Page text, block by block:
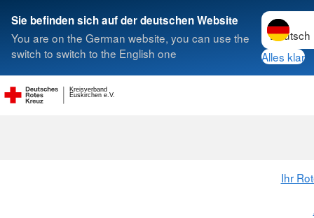
Sie befinden sich auf der deutschen Website
You are on the German website, you can use the
switch to switch to the English one
Sprache
Alles klar
Euskirchen e.V.
Kreisverband
Suche
Ihr